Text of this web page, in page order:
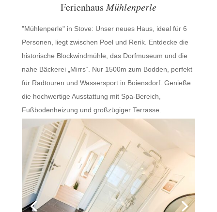
FerienhausMühlenperle
"Mühlenperle" in Stove: Unser neues Haus, ideal für 6
Personen, liegt zwischen Poel und Rerik. Entdecke die
historische Blockwindmühle, das Dorfmuseum und die
nahe Bäckerei „Mirrs“. Nur 1500m zum Bodden, perfekt
für Radtouren und Wassersport in Boiensdorf. Genieße
die hochwertige Ausstattung mit Spa-Bereich,
Fußbodenheizung und großzügiger Terrasse.